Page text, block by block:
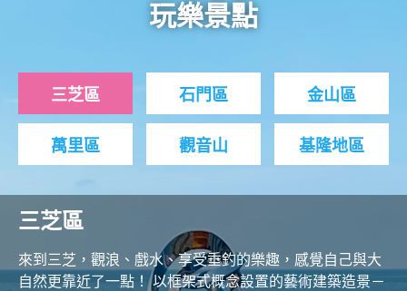
玩樂景點
三芝區 石門區 金山區
萬里區 觀音山 基隆地區
三芝區
來到三芝，觀浪、戲水、享受垂釣的樂趣，感覺自己與大
自然更靠近了一點！ 以框架式概念設置的藝術建築造景－